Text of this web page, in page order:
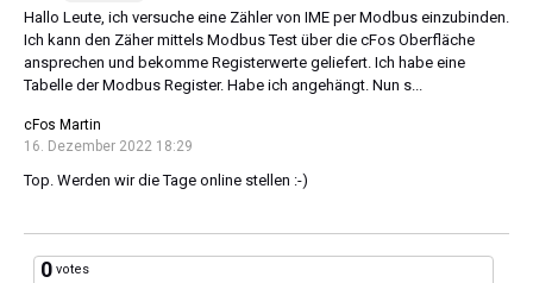
Hallo Leute, ich versuche eine Zähler von IME per Modbus einzubinden.
Ich kann den Zäher mittels Modbus Test über die cFos Oberfläche
ansprechen und bekomme Registerwerte geliefert. Ich habe eine
Tabelle der Modbus Register. Habe ich angehängt. Nun s...
cFos Martin
16. Dezember 2022 18:29
Top. Werden wir die Tage online stellen :-)
0 votes